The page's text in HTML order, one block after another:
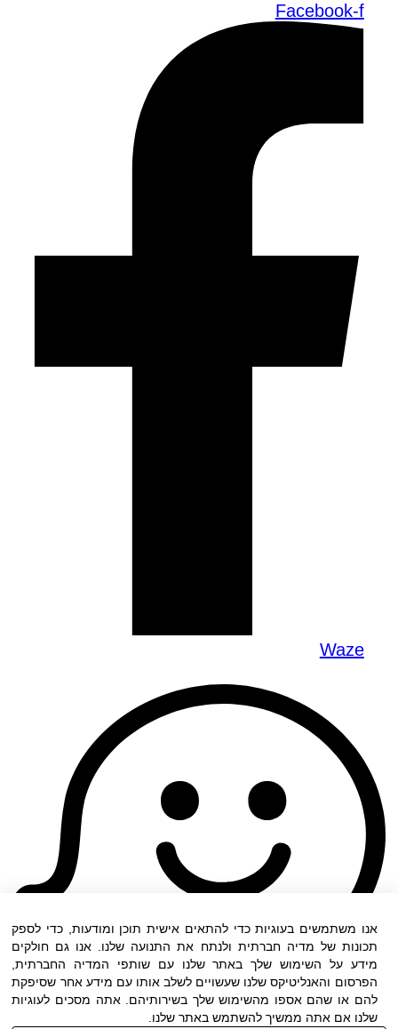
Facebook-f
Waze
אנו משתמשים בעוגיות כדי להתאים אישית תוכן ומודעות, כדי לספק
תכונות של מדיה חברתית ולנתח את התנועה שלנו. אנו גם חולקים
מידע על השימוש שלך באתר שלנו עם שותפי המדיה החברתית,
הפרסום והאנליטיקס שלנו שעשויים לשלב אותו עם מידע אחר שסיפקת
להם או שהם אספו מהשימוש שלך בשירותיהם. אתה מסכים לעוגיות
שלנו אם אתה ממשיך להשתמש באתר שלנו.